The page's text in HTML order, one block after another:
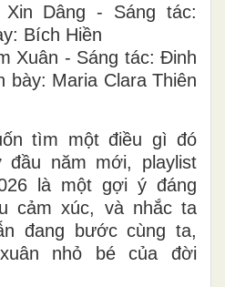
Xin Dâng - Sáng tác:
Bích Hiền
Xuân - Sáng tác: Đinh
bày: Maria Clara Thiên
tìm một điều gì đó
đầu năm mới, playlist
là một gợi ý đáng
cảm xúc, và nhắc ta
đang bước cùng ta,
nhỏ bé của đời